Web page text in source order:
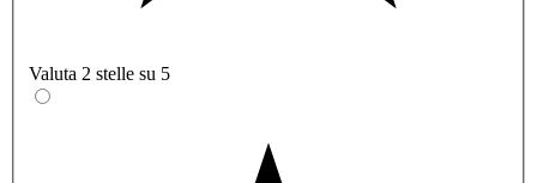
Valuta 2 stelle su 5